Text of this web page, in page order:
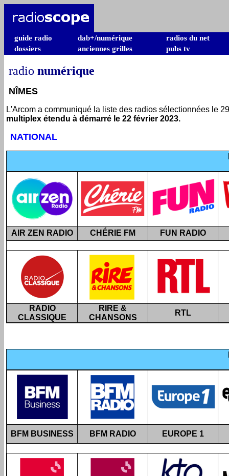
guide radio dab+/numérique
radios du net
dossiers
anciennes grilles pubs tv
radio numérique
NÎMES
L'Arcom a communiqué la liste des radios sélectionnées le
multiplex étendu à démarré le 22 février 2023.
NATIONAL
AIR ZEN RADIO CHÉRIE FM FUN RADIO
RADIO
CLASSIQUE
RIRE &
CHANSONS
RTL
BFM BUSINESS BFM RADIO EUROPE 1